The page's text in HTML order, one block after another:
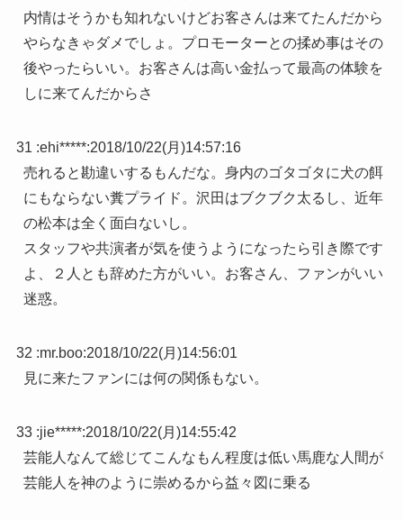
内情はそうかも知れないけどお客さんは来てたんだから
やらなきゃダメでしょ。プロモーターとの揉め事はその
後やったらいい。お客さんは高い金払って最高の体験を
しに来てんだからさ
31 :ehi*****:2018/10/22(月)14:57:16
売れると勘違いするもんだな。身内のゴタゴタに犬の餌
にもならない糞プライド。沢田はブクブク太るし、近年
の松本は全く面白ないし。
スタッフや共演者が気を使うようになったら引き際です
よ、２人とも辞めた方がいい。お客さん、ファンがいい
迷惑。
32 :mr.boo:2018/10/22(月)14:56:01
見に来たファンには何の関係もない。
33 :jie*****:2018/10/22(月)14:55:42
芸能人なんて総じてこんなもん程度は低い馬鹿な人間が
芸能人を神のように崇めるから益々図に乗る